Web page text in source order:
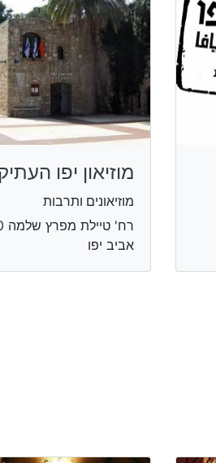
מוזיאון יפו
מוזיאונים ותרבות
אביב יפו